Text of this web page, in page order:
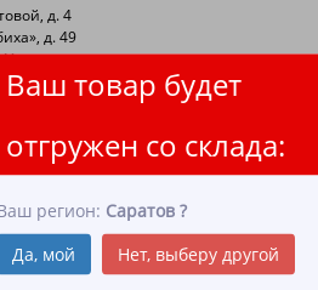
Ваш товар будет
отгружен со склада:
регион: Саратов ?
Да, мой
Нет, выберу другой
д. 4
д. 49
контейнеры ГК «ЛидерТекс»
и городах:
Округ (ВАО)